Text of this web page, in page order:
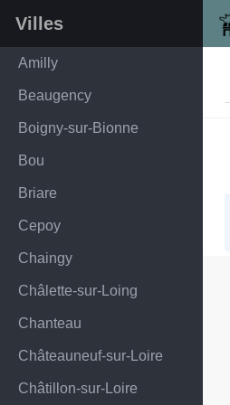
Villes
Amilly
Beaugency
Boigny-sur-Bionne
Bou
Briare
Cepoy
Chaingy
Châlette-sur-Loing
Chanteau
Châteauneuf-sur-Loire
Châtillon-sur-Loire